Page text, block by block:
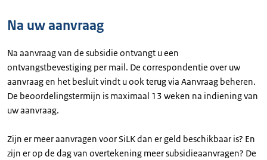
Na uw aanvraag
Na aanvraag van de subsidie ontvangt u een
ontvangstbevestiging per mail. De correspondentie over uw
aanvraag en het besluit vindt u ook terug via Aanvraag beheren.
De beoordelingstermijn is maximaal 13 weken na indiening van
uw aanvraag.
Zijn er meer aanvragen voor SiLK dan er geld beschikbaar is? En
zijn er op de dag van overtekening meer subsidieaanvragen? De